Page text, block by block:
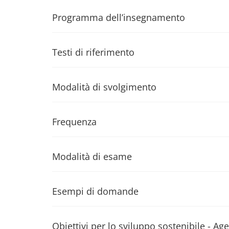
Programma dell’insegnamento
Testi di riferimento
Modalità di svolgimento
Frequenza
Modalità di esame
Esempi di domande
Obiettivi per lo sviluppo sostenibile -